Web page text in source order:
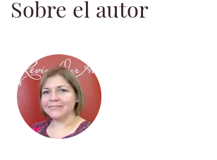
Sobre el autor